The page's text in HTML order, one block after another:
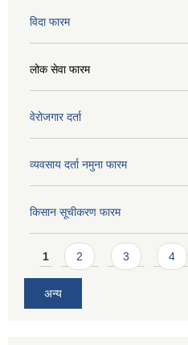
विदा फारम
लोक सेवा फारम
वेरोजगार दर्ता
व्यवसाय दर्ता नमुना फारम
किसान सूचीकरण फारम
Pages
1 2 3 4
अन्य